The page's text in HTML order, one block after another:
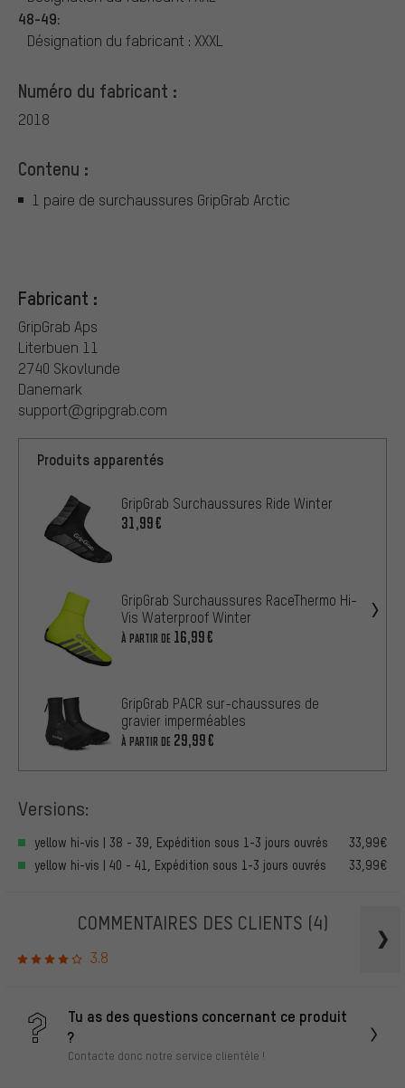
48-49:
Désignation du fabricant : XXXL
Numéro du fabricant :
2018
Contenu :
1 paire de surchaussures GripGrab Arctic
Fabricant :
GripGrab Aps
Literbuen 11
2740 Skovlunde
Danemark
support@gripgrab.com
Produits apparentés
GripGrab Surchaussures Ride Winter
31,99€
GripGrab Surchaussures RaceThermo Hi-
Vis Waterproof Winter
À PARTIR DE 16,99€
GripGrab PACR sur-chaussures de
gravier imperméables
À PARTIR DE 29,99€
Versions:
yellow hi-vis | 38 - 39, Expédition sous 1-3 jours ouvrés
33,99€
yellow hi-vis | 40 - 41, Expédition sous 1-3 jours ouvrés
33,99€
COMMENTAIRES DES CLIENTS (4)
3.8
Tu as des questions concernant ce produit
?
Contacte donc notre service clientèle !